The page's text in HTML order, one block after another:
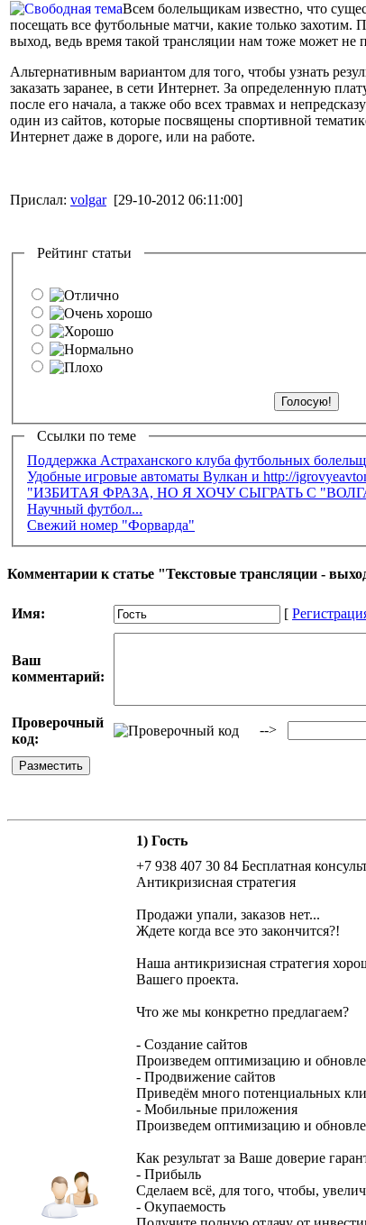
Всем болельщикам известно, что
посещать все футбольные матчи, какие только
выход, ведь время такой трансляции нам тоже может не
Альтернативным вариантом для того, чтобы узнать
заказать заранее, в сети Интернет. За определенную
после его начала, а также обо всех травмах и
один из сайтов, которые посвящены спортивной
Интернет даже в дороге, или на работе.
Прислал: volgar [29-10-2012 06:11:00]
Рейтинг статьи
Ссылки по теме
Поддержка Астраханского клуба футбольных
Удобные игровые автоматы Вулкан и http://
"ИЗБИТАЯ ФРАЗА, НО Я ХОЧУ СЫГРАТЬ С
Научный футбол...
Свежий номер "Форварда"
Комментарии к статье "Текстовые трансляции -
Имя: [
Ваш
комментарий:
Проверочный
код:
-->
1) Гость
+7 938 407 30 84 Бесплатная
Антикризисная стратегия
Продажи упали, заказов нет...
Ждете когда все это закончится?!
Наша антикризисная стратегия
Вашего проекта.
Что же мы конкретно предлагаем?
- Создание сайтов
Произведем оптимизацию и
- Продвижение сайтов
Приведём много потенциальных
- Мобильные приложения
Произведем оптимизацию и
Как результат за Ваше доверие
- Прибыль
Сделаем всё, для того, чтобы,
- Окупаемость